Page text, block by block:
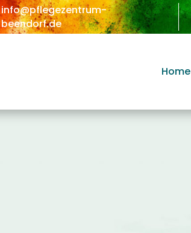
info@pflegezentrum-
beendorf.de
Home